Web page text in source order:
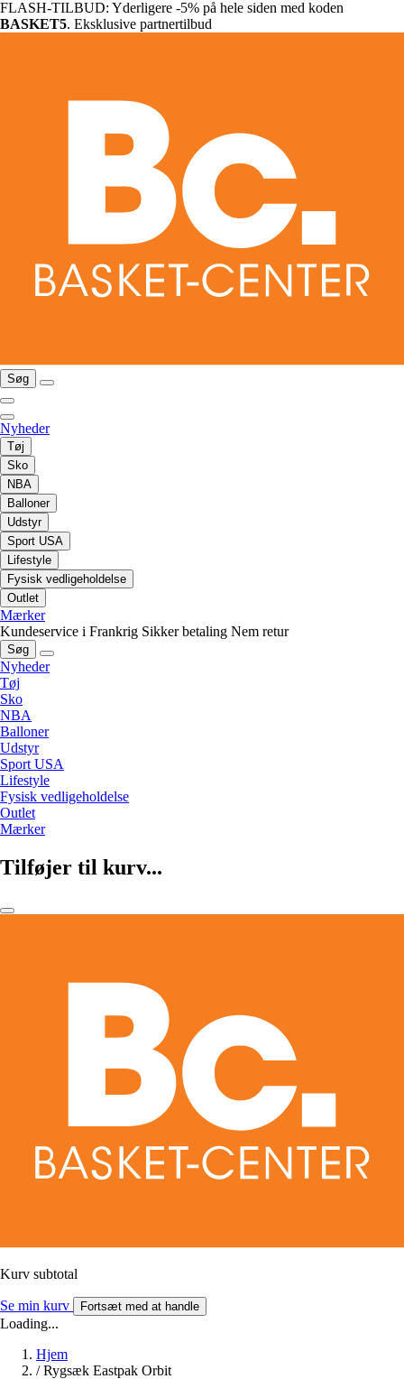
FLASH-TILBUD: Yderligere -5% på hele siden med koden
BASKET5. Eksklusive partnertilbud
Søg
Nyheder
Tøj
Sko
NBA
Balloner
Udstyr
Sport USA
Lifestyle
Fysisk vedligeholdelse
Outlet
Mærker
Kundeservice i Frankrig Sikker betaling Nem retur
Søg
Nyheder
Tøj
Sko
NBA
Balloner
Udstyr
Sport USA
Lifestyle
Fysisk vedligeholdelse
Outlet
Mærker
Tilføjer til kurv...
Kurv subtotal
Se min kurv Fortsæt med at handle
Loading...
Hjem
/ Rygsæk Eastpak Orbit